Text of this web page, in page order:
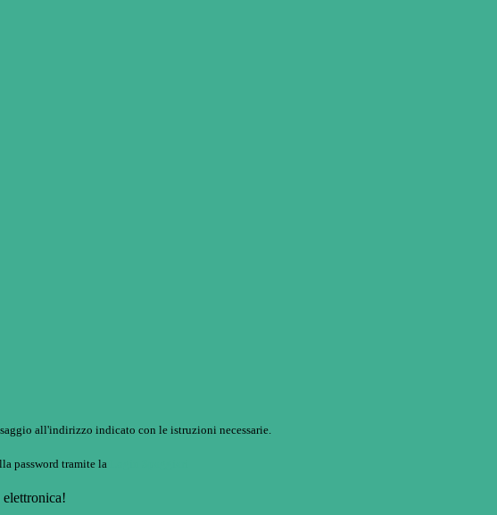
all'indirizzo indicato con le istruzioni necessarie.
password tramite la